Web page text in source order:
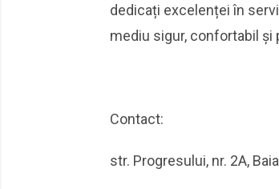
dedicați excelenței în
mediu sigur, confortabil și
Contact:
str. Progresului, nr. 2A,